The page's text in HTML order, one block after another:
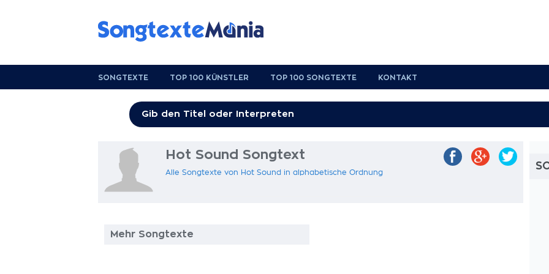
SONGTEXTE TOP 100 KÜNSTLER TOP 100 SONGTEXTE KONTAKT
Hot Sound Songtext
Alle Songtexte von Hot Sound in alphabetische Ordnung
Mehr Songtexte